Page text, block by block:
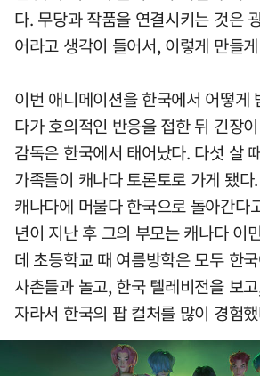
다. 무당과 작품을 연결시키는 것은
어라고 생각이 들어서, 이렇게 만들
이번 애니메이션을 한국에서 어떻게
다가 호의적인 반응을 접한 뒤 긴장
감독은 한국에서 태어났다. 다섯 살
가족들이 캐나다 토론토로 가게 됐
캐나다에 머물다 한국으로 돌아간다
년이 지난 후 그의 부모는 캐나다 이
데 초등학교 때 여름방학은 모두 한
사촌들과 놀고, 한국 텔레비전을 보
자라서 한국의 팝 컬처를 많이 경험